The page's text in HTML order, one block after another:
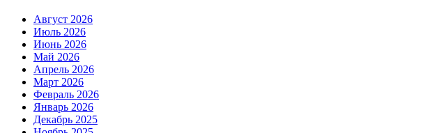
Август 2026
Июль 2026
Июнь 2026
Май 2026
Апрель 2026
Март 2026
Февраль 2026
Январь 2026
Декабрь 2025